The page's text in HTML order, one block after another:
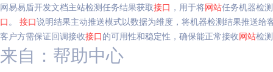
网易易盾开发文档主站检测任务结果获取接口 ，用于将网站任务机器检
口。 接口说明结果主动推送模式以数据为维度，将机器检测结果推送给
客户方需保证回调接收接口的可用性和稳定性，确保能正常接收网站检
来自：帮助中心